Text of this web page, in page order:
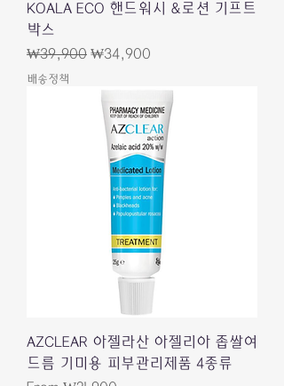
KOALA ECO 핸드워시 &로션 기프트
박스
Regular Price
₩39,900 Sale Price
₩34,900
배송정책
AZCLEAR 아젤라산 아젤리아 좁쌀여
드름 기미용 피부관리제품 4종류